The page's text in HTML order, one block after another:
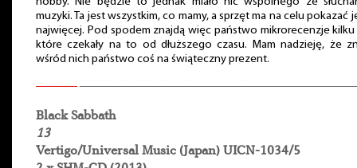
muzyki. Ta jest wszystkim, co mamy, a sprzęt ma na celu pokazać
najwięcej. Pod spodem znajdą więc państwo mikrorecenzje kilku
które czekały na to od dłuższego czasu. Mam nadzieję, że
wśród nich państwo coś na świąteczny prezent.
Black Sabbath
13
Vertigo/Universal Music (Japan) UICN-1034/5